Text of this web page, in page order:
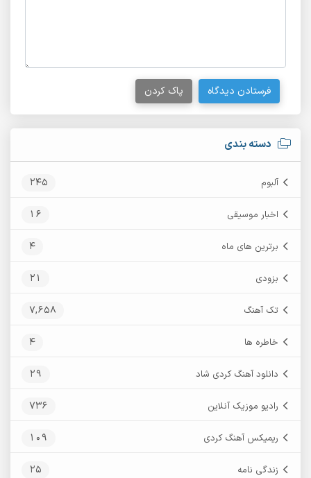
دسته بندی
آلبوم 245
اخبار موسیقی 16
برترین های ماه 4
بزودی 21
تک آهنگ 7,658
خاطره ها 4
دانلود آهنگ کردی شاد 29
رادیو موزیک آنلاین 736
ریمیکس آهنگ کردی 109
زندگی نامه 25
فرستادن دیدگاه پاک کردن